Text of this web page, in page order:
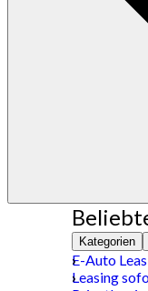
Kategorien
E-Auto
Leasing